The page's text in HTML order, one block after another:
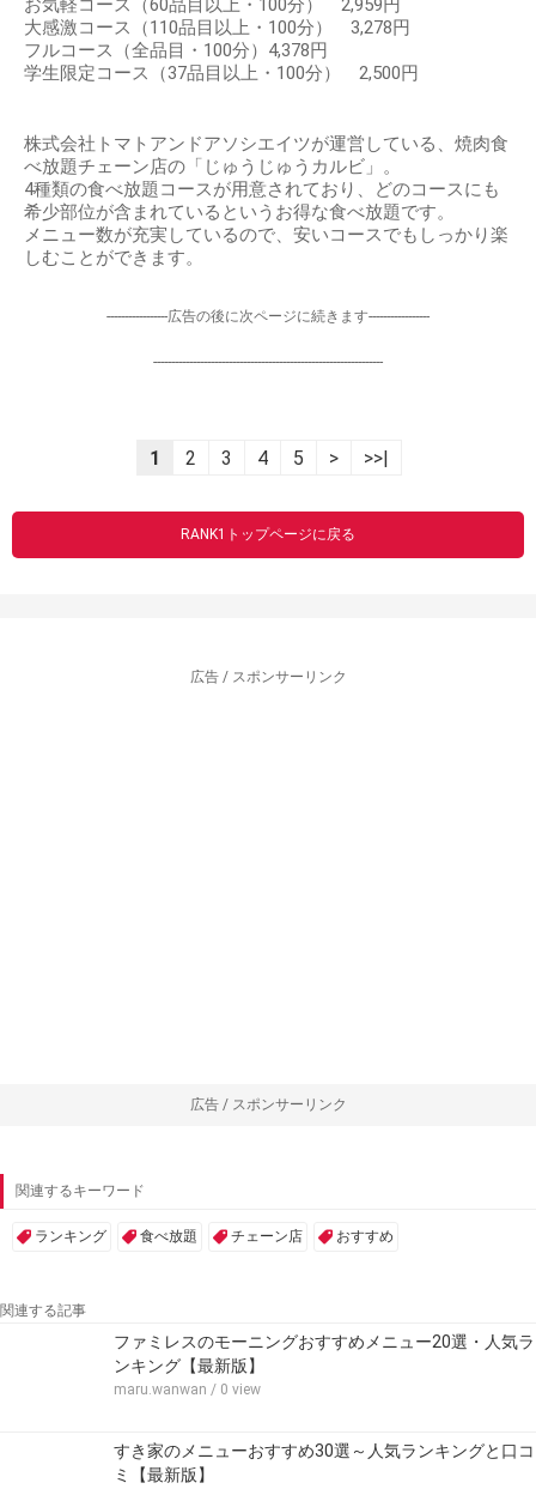
お気軽コース（60品目以上・100分） 2,959円
大感激コース（110品目以上・100分） 3,278円
フルコース（全品目・100分）4,378円
学生限定コース（37品目以上・100分） 2,500円
株式会社トマトアンドアソシエイツが運営している、焼肉食
べ放題チェーン店の「じゅうじゅうカルビ」。
4種類の食べ放題コースが用意されており、どのコースにも
希少部位が含まれているというお得な食べ放題です。
メニュー数が充実しているので、安いコースでもしっかり楽
しむことができます。
-----------------広告の後に次ページに続きます-----------------
----------------------------------------------------------------
1 2 3 4 5 > >>|
RANK1トップページに戻る
広告 / スポンサーリンク
広告 / スポンサーリンク
関連するキーワード
ランキング 食べ放題 チェーン店 おすすめ
関連する記事
ファミレスのモーニングおすすめメニュー20選・人気ラ
ンキング【最新版】
maru.wanwan / 0 view
すき家のメニューおすすめ30選～人気ランキングと口コ
ミ【最新版】